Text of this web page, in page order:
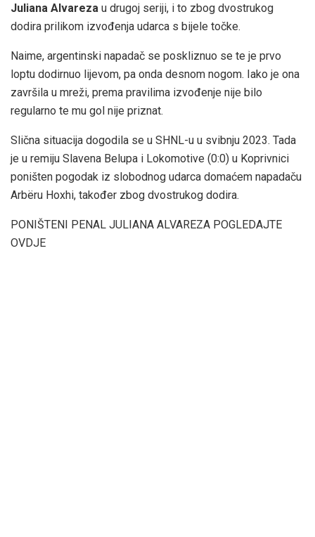
Juliana Alvareza u drugoj seriji, i to zbog dvostrukog
dodira prilikom izvođenja udarca s bijele točke.
Naime, argentinski napadač se poskliznuo se te je prvo
loptu dodirnuo lijevom, pa onda desnom nogom. Iako je ona
završila u mreži, prema pravilima izvođenje nije bilo
regularno te mu gol nije priznat.
Slična situacija dogodila se u SHNL-u u svibnju 2023. Tada
je u remiju Slavena Belupa i Lokomotive (0:0) u Koprivnici
poništen pogodak iz slobodnog udarca domaćem napadaču
Arbëru Hoxhi, također zbog dvostrukog dodira.
PONIŠTENI PENAL JULIANA ALVAREZA POGLEDAJTE
OVDJE